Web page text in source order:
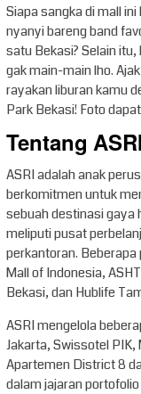
Siapa sangka di mall
nyanyi bareng band
satu Bekasi? Selain
gak main-main lho.
rayakan liburan kamu
Park Bekasi! Foto
Tentang
ASRI adalah anak
berkomitmen untuk
sebuah destinasi gaya
meliputi pusat
perkantoran.
Mall of Indonesia,
Bekasi, dan Hublife
ASRI mengelola
Jakarta, Swissotel PIK,
Apartemen District 8
dalam jajaran